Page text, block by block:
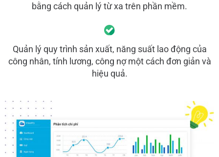
bằng cách quản lý từ xa trên phần mềm.
Quản lý quy trình sản xuất, năng suất lao động của
công nhân, tính lương, công nợ một cách đơn giản và
hiệu quả.